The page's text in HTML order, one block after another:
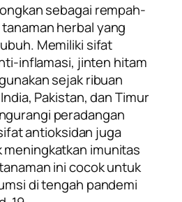
sebagai rempah-
herbal yang
Memiliki sifat
inflamasi, jinten hitam
sejak ribuan
Pakistan, dan Timur
peradangan
antioksidan juga
imunitas
ini cocok untuk
di tengah pandemi